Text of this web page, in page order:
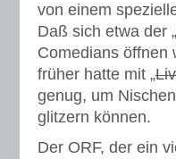
von einem
Daß sich etwa der
Comedians öffnen
früher hatte mit „
genug, um
glitzern können.
Der ORF, der ein